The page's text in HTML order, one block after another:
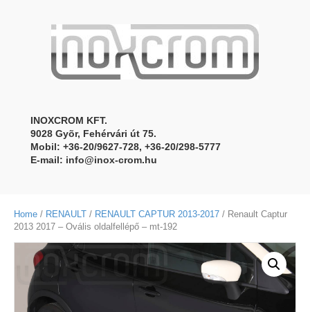
INOXCROM KFT.
9028 Gyõr, Fehérvári út 75.
Mobil: +36-20/9627-728, +36-20/298-5777
E-mail: info@inox-crom.hu
Home / RENAULT / RENAULT CAPTUR 2013-2017 / Renault Captur
2013 2017 – Ovális oldalfellépő – mt-192